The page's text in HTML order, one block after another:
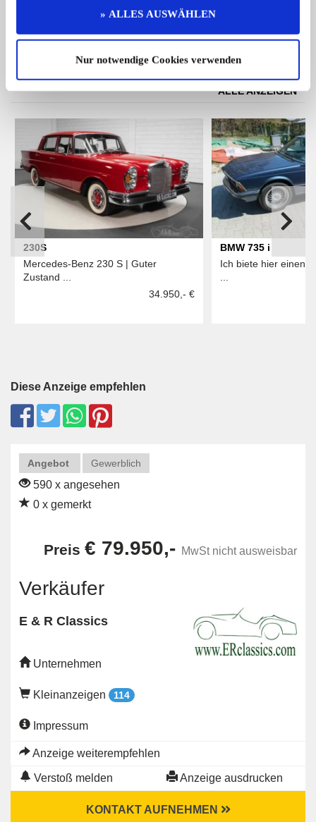
» ALLES AUSWÄHLEN
Nur notwendige Cookies verwenden
Das könnte Sie auch interessieren
ALLE ANZEIGEN
230S
Mercedes-Benz 230 S | Guter
Zustand ...
34.950,- €
BMW 735 i
Ich biete hier einen
...
Diese Anzeige empfehlen
Angebot Gewerblich
590 x angesehen
0 x gemerkt
Preis € 79.950,- MwSt nicht ausweisbar
Verkäufer
E & R Classics
Unternehmen
Kleinanzeigen 114
Impressum
Anzeige weiterempfehlen
Verstoß melden Anzeige ausdrucken
KONTAKT AUFNEHMEN